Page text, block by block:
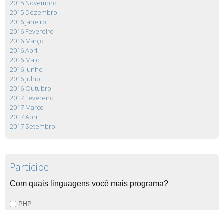
2015 Novembro
2015 Dezembro
2016 Janeiro
2016 Fevereiro
2016 Março
2016 Abril
2016 Maio
2016 Junho
2016 Julho
2016 Outubro
2017 Fevereiro
2017 Março
2017 Abril
2017 Setembro
Participe
Com quais linguagens você mais programa?
PHP